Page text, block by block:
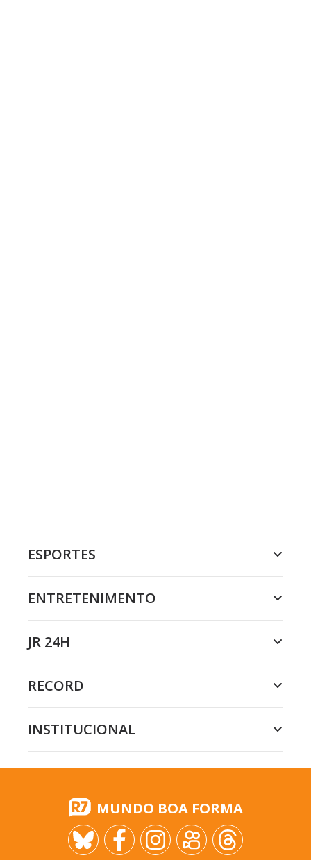
ESPORTES
ENTRETENIMENTO
JR 24H
RECORD
INSTITUCIONAL
MUNDO BOA FORMA